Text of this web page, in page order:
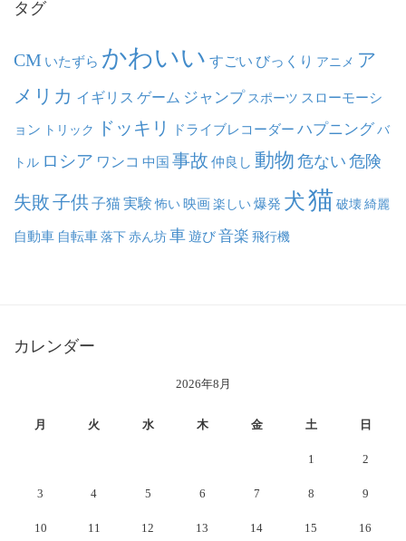
タグ
CM いたずら かわいい すごい びっくり アニメ ア
メリカ イギリス ゲーム ジャンプ スポーツ スローモーシ
ョン トリック ドッキリ ドライブレコーダー ハプニング バ
トル ロシア ワンコ 中国 事故 仲良し 動物 危ない 危険
失敗子供子猫実験 怖い映画楽しい爆発 犬猫 破壊綺麗
自動車 自転車落下赤ん坊車遊び音楽 飛行機
カレンダー
2026年8月
月 火 水 木 金 土 日
1 2
3 4 5 6 7 8 9
10 11 12 13 14 15 16